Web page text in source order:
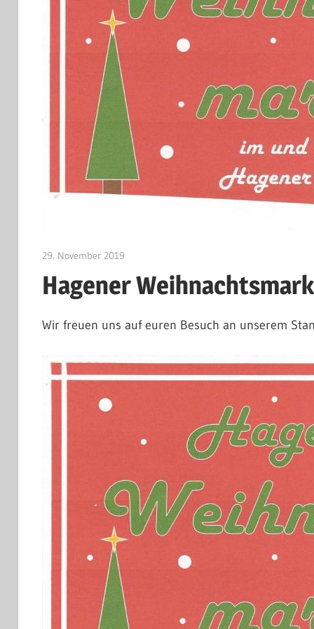
29. November 2019
Hagener
Wir freuen uns auf euren Besuch an unserem